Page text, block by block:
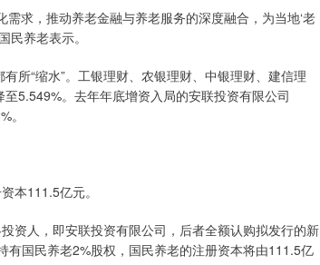
求，推动养老金融与养老服务的深度融合，为当地‘老
民养老表示。
“缩水”。工银理财、农银理财、中银理财、建信理
5.549%。去年年底增资入局的安联投资有限公司
。
本111.5亿元。
人，即安联投资有限公司，后者全额认购拟发行的新
国民养老2%股权，国民养老的注册资本将由111.5亿